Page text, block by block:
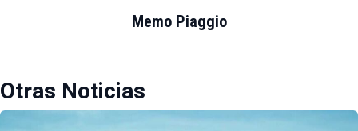
Memo Piaggio
Otras Noticias